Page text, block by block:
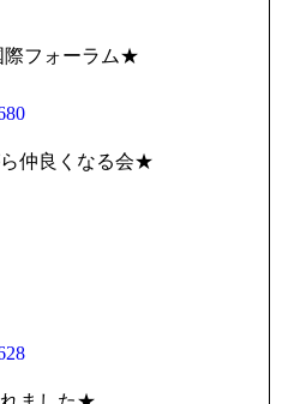
際フォーラム★
仲良くなる会★